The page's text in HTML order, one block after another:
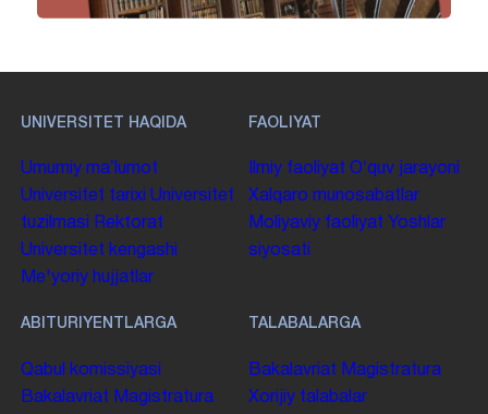
UNIVERSITET HAQIDA
Umumiy maʼlumot
Universitet tarixi Universitet
tuzilmasi
Rektorat
Universitet kengashi
Me'yoriy hujjatlar
FAOLIYAT
Ilmiy faoliyat Oʻquv jarayoni
Xalqaro munosabatlar
Moliyaviy faoliyat Yoshlar
siyosati
ABITURIYENTLARGA
Qabul komissiyasi
Bakalavriat Magistratura
TALABALARGA
Bakalavriat Magistratura
Xorijiy talabalar